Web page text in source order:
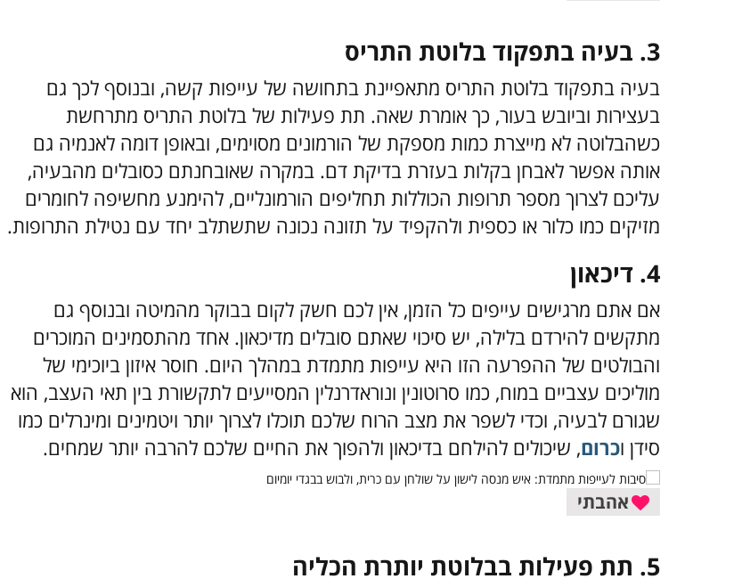
3. בעיה בתפקוד בלוטת התריס
בעיה בתפקוד בלוטת התריס מתאפיינת בתחושה של עייפות קשה, ובנוסף לכך גם
בעצירות וביובש בעור, כך אומרת שאה. תת פעילות של בלוטת התריס מתרחשת
כשהבלוטה לא מייצרת כמות מספקת של הורמונים מסוימים, ובאופן דומה לאנמיה גם
אותה אפשר לאבחן בקלות בעזרת בדיקת דם. במקרה שאובחנתם כסובלים מהבעיה,
עליכם לצרוך מספר תרופות הכוללות תחליפים הורמונליים, להימנע מחשיפה לחומרים
מזיקים כמו כלור או כספית ולהקפיד על תזונה נכונה שתשתלב יחד עם נטילת התרופות.
4. דיכאון
אם אתם מרגישים עייפים כל הזמן, אין לכם חשק לקום בבוקר מהמיטה ובנוסף גם
מתקשים להירדם בלילה, יש סיכוי שאתם סובלים מדיכאון. אחד מהתסמינים המוכרים
והבולטים של ההפרעה הזו היא עייפות מתמדת במהלך היום. חוסר איזון ביוכימי של
מוליכים עצביים במוח, כמו סרוטונין ונוראדרנלין המסייעים לתקשורת בין תאי העצב, הוא
שגורם לבעיה, וכדי לשפר את מצב הרוח שלכם תוכלו לצרוך יותר ויטמינים ומינרלים כמו
סידן וכרום, שיכולים להילחם בדיכאון ולהפוך את החיים שלכם להרבה יותר שמחים.
אהבתי
5. תת פעילות בבלוטת יותרת הכליה